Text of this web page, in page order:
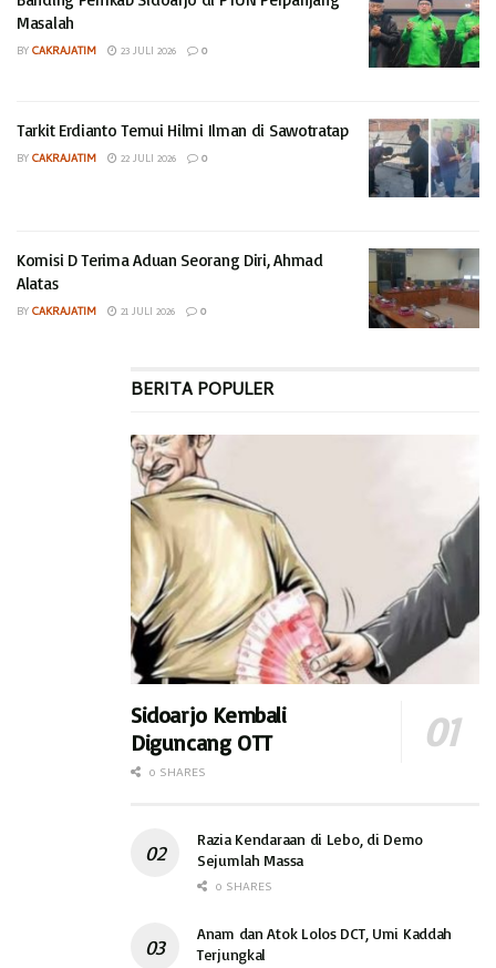
Masalah
BYCAKRAJATIM 23 JULI 2026 0
Tarkit Erdianto Temui Hilmi Ilman di Sawotratap
BYCAKRAJATIM 22 JULI 2026 0
Komisi D Terima Aduan Seorang Diri, Ahmad
Alatas
BYCAKRAJATIM 21 JULI 2026 0
BERITA POPULER
Sidoarjo Kembali
Diguncang OTT
0 SHARES
Razia Kendaraan di Lebo, di Demo
Sejumlah Massa
0 SHARES
Anam dan Atok Lolos DCT, Umi Kaddah
Terjungkal